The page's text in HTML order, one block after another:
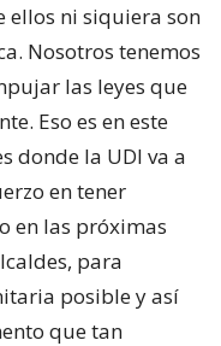
ellos ni siquiera son
Nosotros tenemos
las leyes que
Eso es en este
donde la UDI va a
en tener
en las próximas
para
posible y así
que tan